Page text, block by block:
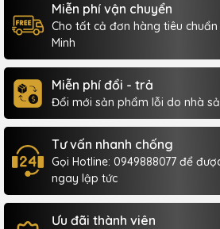
Miễn phí vận chuyển
Cho tất cả đơn hàng tiêu
Minh
Miễn phí đổi - trả
Đổi mới sản phẩm lỗi do nhà
Tư vấn nhanh chống
Gọi Hotline: 0949888077 để
ngay lập tức
Ưu đãi thành viên